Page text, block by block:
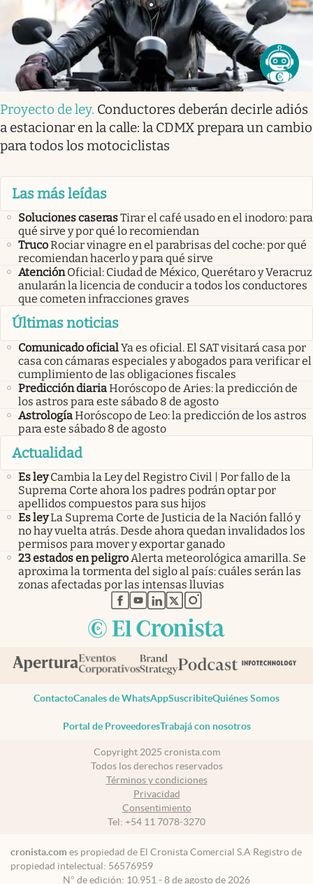
Proyecto de ley. Conductores deberán decirle adiós
a estacionar en la calle: la CDMX prepara un cambio
para todos los motociclistas
Las más leídas
Soluciones caserasTirar el café usado en el inodoro: para
qué sirve y por qué lo recomiendan
TrucoRociar vinagre en el parabrisas del coche: por qué
recomiendan hacerlo y para qué sirve
Atención Oficial: Ciudad de México, Querétaro y Veracruz
anularán la licencia de conducir a todos los conductores
que cometen infracciones graves
Últimas noticias
Comunicado oficialYa es oficial. El SAT visitará casa por
casa con cámaras especiales y abogados para verificar el
cumplimiento de las obligaciones fiscales
Predicción diariaHoróscopo de Aries: la predicción de
los astros para este sábado 8 de agosto
AstrologíaHoróscopo de Leo: la predicción de los astros
para este sábado 8 de agosto
Actualidad
Es ley Cambia la Ley del Registro Civil | Por fallo de la
Suprema Corte ahora los padres podrán optar por
apellidos compuestos para sus hijos
Es leyLa Suprema Corte de Justicia de la Nación falló y
no hay vuelta atrás. Desde ahora quedan invalidados los
permisos para mover y exportar ganado
23 estados en peligroAlerta meteorológica amarilla. Se
aproxima la tormenta del siglo al país: cuáles serán las
zonas afectadas por las intensas lluvias
abre en nueva pestaña
abre en nueva pestaña
abre en nueva pestaña
abre en nueva pestaña
abre en nueva pestaña
ContactoCanales de WhatsAppSuscribiteQuiénes Somos
Portal de ProveedoresTrabajá con nosotros
Copyright 2025 cronista.com
Todos los derechos reservados
Términos y condiciones
Privacidad
Consentimiento
Tel: +54 11 7078-3270
cronista.com es propiedad de El Cronista Comercial S.A Registro de
propiedad intelectual: 56576959
N° de edición: 10.951 - 8 de agosto de 2026